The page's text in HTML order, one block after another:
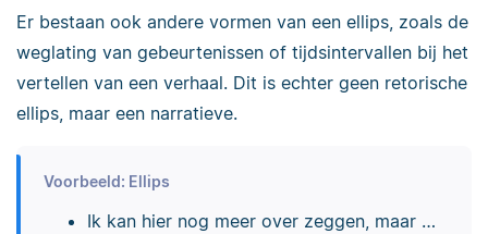
Er bestaan ook andere vormen van een ellips, zoals de
weglating van gebeurtenissen of tijdsintervallen bij het
vertellen van een verhaal. Dit is echter geen retorische
ellips, maar een narratieve.
Voorbeeld: Ellips
Ik kan hier nog meer over zeggen, maar …